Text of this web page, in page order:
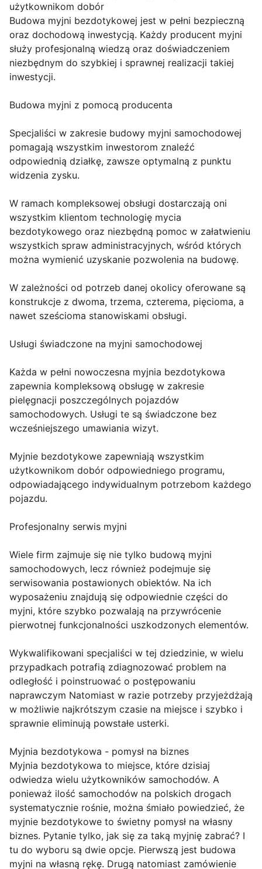
użytkownikom dobór
Budowa myjni bezdotykowej jest w pełni bezpieczną
oraz dochodową inwestycją. Każdy producent myjni
służy profesjonalną wiedzą oraz doświadczeniem
niezbędnym do szybkiej i sprawnej realizacji takiej
inwestycji.
Budowa myjni z pomocą producenta
Specjaliści w zakresie budowy myjni samochodowej
pomagają wszystkim inwestorom znaleźć
odpowiednią działkę, zawsze optymalną z punktu
widzenia zysku.
W ramach kompleksowej obsługi dostarczają oni
wszystkim klientom technologię mycia
bezdotykowego oraz niezbędną pomoc w załatwieniu
wszystkich spraw administracyjnych, wśród których
można wymienić uzyskanie pozwolenia na budowę.
W zależności od potrzeb danej okolicy oferowane są
konstrukcje z dwoma, trzema, czterema, pięcioma, a
nawet sześcioma stanowiskami obsługi.
Usługi świadczone na myjni samochodowej
Każda w pełni nowoczesna myjnia bezdotykowa
zapewnia kompleksową obsługę w zakresie
pielęgnacji poszczególnych pojazdów
samochodowych. Usługi te są świadczone bez
wcześniejszego umawiania wizyt.
Myjnie bezdotykowe zapewniają wszystkim
użytkownikom dobór odpowiedniego programu,
odpowiadającego indywidualnym potrzebom każdego
pojazdu.
Profesjonalny serwis myjni
Wiele firm zajmuje się nie tylko budową myjni
samochodowych, lecz również podejmuje się
serwisowania postawionych obiektów. Na ich
wyposażeniu znajdują się odpowiednie części do
myjni, które szybko pozwalają na przywrócenie
pierwotnej funkcjonalności uszkodzonych elementów.
Wykwalifikowani specjaliści w tej dziedzinie, w wielu
przypadkach potrafią zdiagnozować problem na
odległość i poinstruować o postępowaniu
naprawczym Natomiast w razie potrzeby przyjeżdżają
w możliwie najkrótszym czasie na miejsce i szybko i
sprawnie eliminują powstałe usterki.
Myjnia bezdotykowa - pomysł na biznes
Myjnia bezdotykowa to miejsce, które dzisiaj
odwiedza wielu użytkowników samochodów. A
ponieważ ilość samochodów na polskich drogach
systematycznie rośnie, można śmiało powiedzieć, że
myjnie bezdotykowe to świetny pomysł na własny
biznes. Pytanie tylko, jak się za taką myjnię zabrać? I
tu do wyboru są dwie opcje. Pierwszą jest budowa
myjni na własną rękę. Drugą natomiast zamówienie